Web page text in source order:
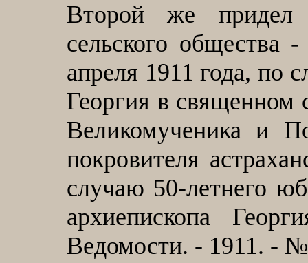
Второй же придел
сельского общества
апреля 1911 года, по
Георгия в священном
Великомученика и
покровителя
случаю 50-летнего
архиепископа
Ведомости. - 1911. -